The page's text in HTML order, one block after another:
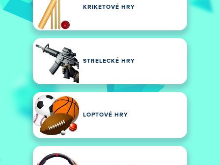
KRIKETOVÉ HRY
STRELECKÉ HRY
LOPTOVÉ HRY